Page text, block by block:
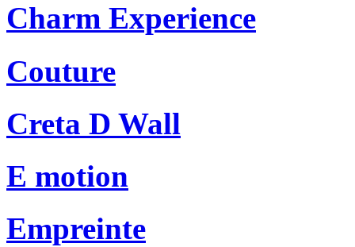
Charm Experience
Couture
Creta D Wall
E motion
Empreinte